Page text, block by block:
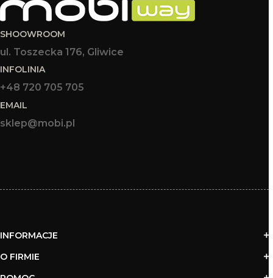
SHOOWROOM
ul. Toszecka 176, Gliwice
INFOLINIA
+48 720 705 705
EMAIL
sklep@mobi.pl
INFORMACJE
O FIRMIE